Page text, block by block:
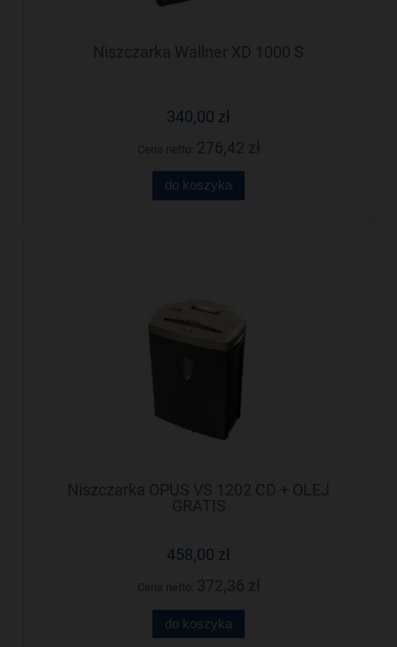
Niszczarka Wallner XD 1000 S
340,00 zł
do koszyka
Niszczarka OPUS VS 1202 CD + OLEJ
GRATIS
458,00 zł
do koszyka